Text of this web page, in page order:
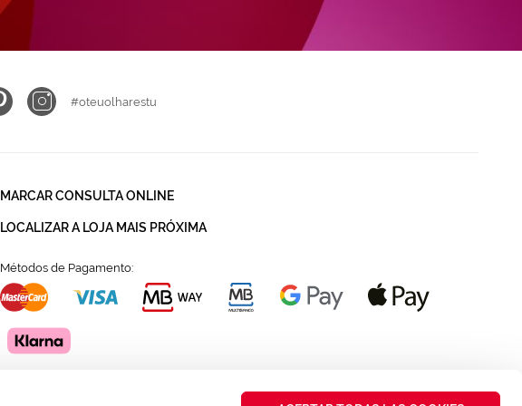
#oteuolharestu
MARCAR CONSULTA ONLINE
LOCALIZAR A LOJA MAIS PRÓXIMA
Métodos de Pagamento: